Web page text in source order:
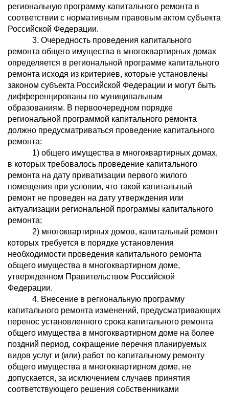
региональную программу капитального ремонта в
соответствии с нормативным правовым актом субъекта
Российской Федерации.
3. Очередность проведения капитального
ремонта общего имущества в многоквартирных домах
определяется в региональной программе капитального
ремонта исходя из критериев, которые установлены
законом субъекта Российской Федерации и могут быть
дифференцированы по муниципальным
образованиям. В первоочередном порядке
региональной программой капитального ремонта
должно предусматриваться проведение капитального
ремонта:
1) общего имущества в многоквартирных домах,
в которых требовалось проведение капитального
ремонта на дату приватизации первого жилого
помещения при условии, что такой капитальный
ремонт не проведен на дату утверждения или
актуализации региональной программы капитального
ремонта;
2) многоквартирных домов, капитальный ремонт
которых требуется в порядке установления
необходимости проведения капитального ремонта
общего имущества в многоквартирном доме,
утвержденном Правительством Российской
Федерации.
4. Внесение в региональную программу
капитального ремонта изменений, предусматривающих
перенос установленного срока капитального ремонта
общего имущества в многоквартирном доме на более
поздний период, сокращение перечня планируемых
видов услуг и (или) работ по капитальному ремонту
общего имущества в многоквартирном доме, не
допускается, за исключением случаев принятия
соответствующего решения собственниками